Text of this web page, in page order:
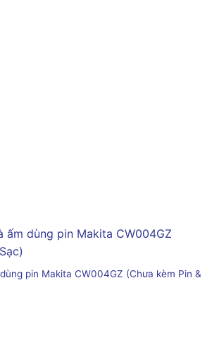
pin Makita CW004GZ (Chưa kèm Pin &